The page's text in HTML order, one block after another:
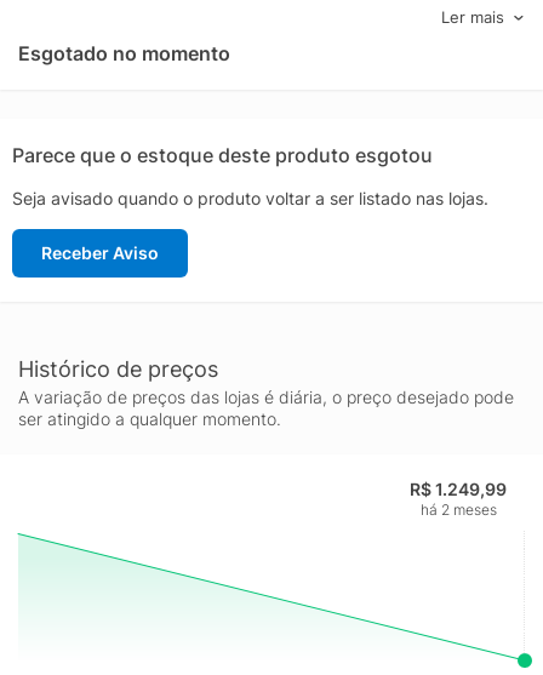
forro de 1 peça criam uma sensação segura em campo.Toque
em Qualquer ClimaUma nova camada NIKESKIN ultra fina deixa
você mais perto da bola para manobras em altas velocidades.
EntupimentoA placa apresenta travas presas com parafusos e
lama grude.Mais DetalhesSolado com tecnologia NikeGripIdeal
para uso em campos úmidos e com lama.
Ler mais
Esgotado no momento
Parece que o estoque deste produto esgotou
Seja avisado quando o produto voltar a ser listado nas lojas.
Receber Aviso
Histórico de preços
A variação de preços das lojas é diária, o preço desejado pode
ser atingido a qualquer momento.
R$ 1.249,99
há 2 meses